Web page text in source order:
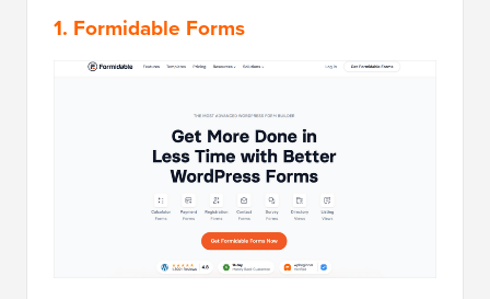
1. Formidable Forms